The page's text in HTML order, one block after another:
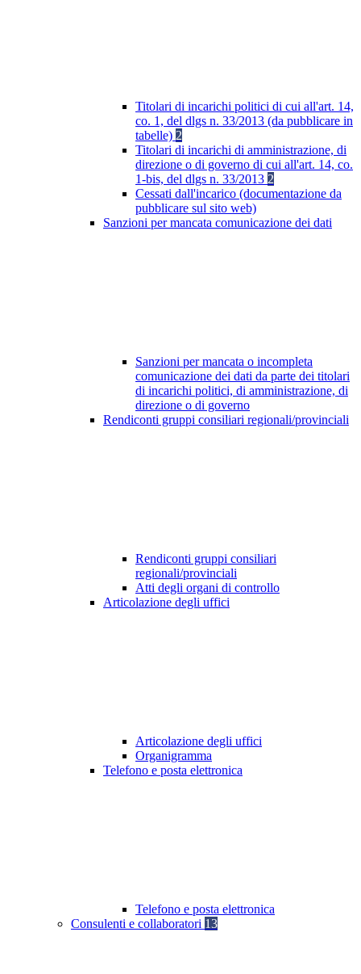
Titolari di incarichi politici di cui all'art. 14,
co. 1, del dlgs n. 33/2013 (da pubblicare in
tabelle) 2
Titolari di incarichi di amministrazione, di
direzione o di governo di cui all'art. 14, co.
1-bis, del dlgs n. 33/2013 2
Cessati dall'incarico (documentazione da
pubblicare sul sito web)
Sanzioni per mancata comunicazione dei dati
Sanzioni per mancata o incompleta
comunicazione dei dati da parte dei titolari
di incarichi politici, di amministrazione, di
direzione o di governo
Rendiconti gruppi consiliari regionali/provinciali
Rendiconti gruppi consiliari
regionali/provinciali
Atti degli organi di controllo
Articolazione degli uffici
Articolazione degli uffici
Organigramma
Telefono e posta elettronica
Telefono e posta elettronica
Consulenti e collaboratori 13